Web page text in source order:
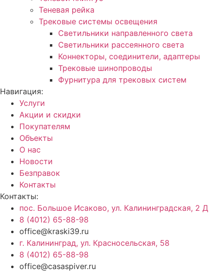
Теневая рейка
Трековые системы освещения
Светильники направленного света
Светильники рассеянного света
Коннекторы, соединители, адаптеры
Трековые шинопроводы
Фурнитура для трековых систем
Навигация:
Услуги
Акции и скидки
Покупателям
Объекты
О нас
Новости
Безправок
Контакты
Контакты:
пос. Большое Исаково, ул. Калининградская, 2 Д
8 (4012) 65-88-98
office@kraski39.ru
г. Калининград, ул. Красносельская, 58
8 (4012) 65-88-98
office@casaspiver.ru